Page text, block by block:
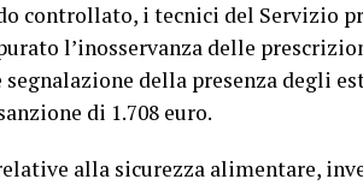
controllato, i tecnici del Servizio
l’inosservanza delle
della presenza degli
di 1.708 euro.
alla sicurezza alimentare,